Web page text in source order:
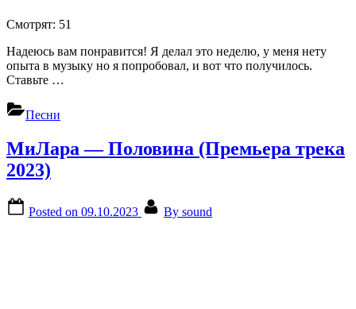
Смотрят: 51
Надеюсь вам понравится! Я делал это неделю, у меня нету
опыта в музыку но я попробовал, и вот что получилось.
Ставьте …
Песни
МиЛара — Половина (Премьера трека
2023)
Posted on 09.10.2023 By sound